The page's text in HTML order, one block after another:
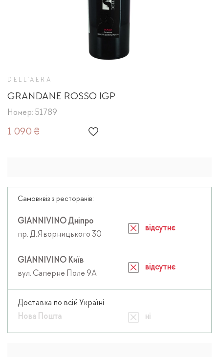
DELL'AERA
GRANDANE ROSSO IGP
Номер: 51789
1 090 ₴
Самовивіз з ресторанів:
GIANNIVINO Дніпро
пр. Д.Яворницького 30
відсутнє
GIANNIVINO Київ
вул. Саперне Поле 9А
відсутнє
Доставка по всій Україні
Нова Пошта
ні